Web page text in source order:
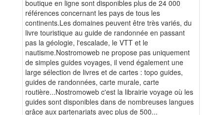
boutique en ligne sont disponibles plus de 24 000
références concernant les pays de tous les
continents.Les domaines peuvent être très variés, du
livre touristique au guide de randonnée en passant
pas la géologie, l'escalade, le VTT et le
nautisme.Nostromoweb ne propose pas uniquement
de simples guides voyages, il vend également une
large sélection de livres et de cartes : topo guides,
guides de randonnées, carte murale, carte
routière...Nostromoweb c'est la librairie voyage où les
guides sont disponibles dans de nombreuses langues
grâce aux partenariats avec plus de 500...